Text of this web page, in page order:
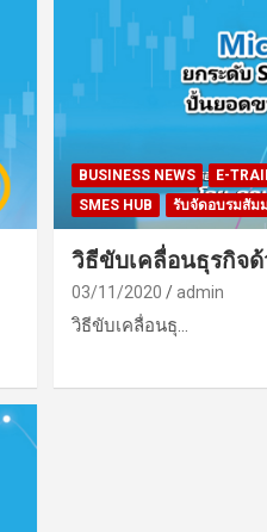
BUSINESS NEWS E-
SMES HUB
รับจัดอบรมสัม
วิธีขับเคลื่อนธุรกิจ
03/11/2020 admin
วิธีขับเคลื่อนธุ…